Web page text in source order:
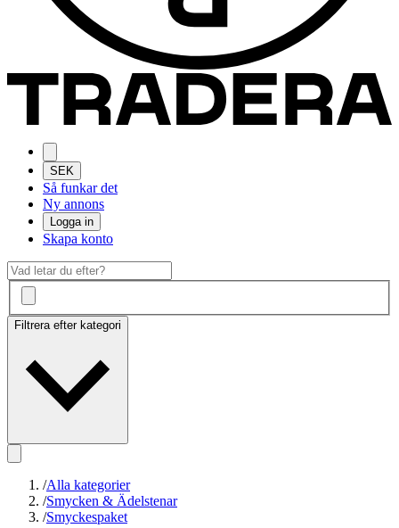
SEK
Så funkar det
Ny annons
Logga in
Skapa konto
Filtrera efter kategori
/Alla kategorier
/Smycken & Ädelstenar
/Smyckespaket